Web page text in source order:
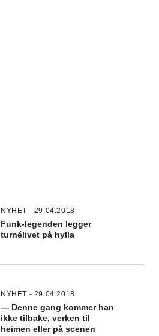
NYHET - 29.04.2018
Funk-legenden legger
turnélivet på hylla
NYHET - 29.04.2018
— Denne gang kommer han
ikke tilbake, verken til
heimen eller på scenen